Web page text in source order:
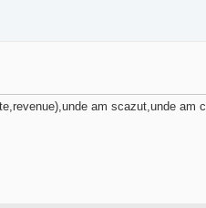
am scazut,unde am